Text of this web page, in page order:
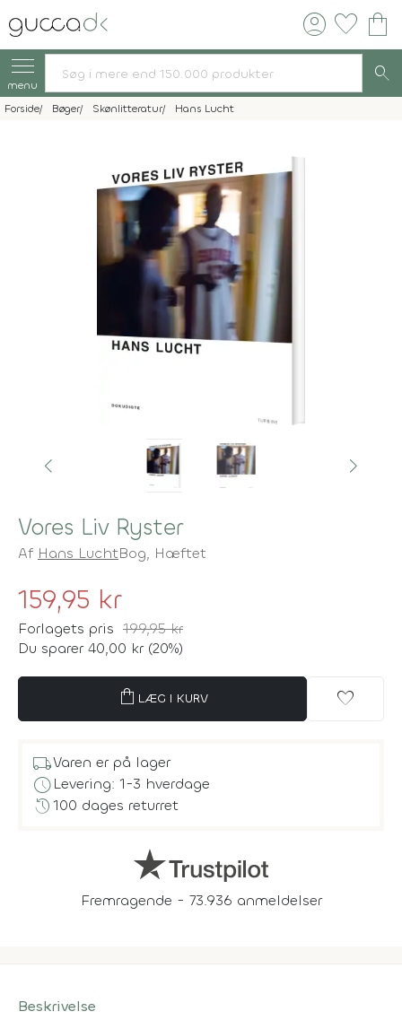
account_circle favorite shopping_bag
menu search
Forside Bøger Skønlitteratur Hans Lucht
Vores Liv Ryster
Af Hans LuchtBog, Hæftet
159,95 kr
Forlagets pris 199,95 kr
Du sparer 40,00 kr (20%)
shopping_bag LÆG I KURV favorite
local_shippingVaren er på lager
scheduleLevering: 1-3 hverdage
history100 dages returret
Fremragende - 73.936 anmeldelser
Beskrivelse